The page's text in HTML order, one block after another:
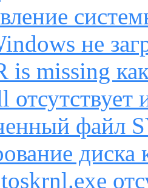
не
is missing
файл